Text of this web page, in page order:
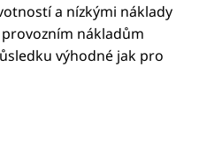
a nízkými náklady
nákladům
výhodné jak pro